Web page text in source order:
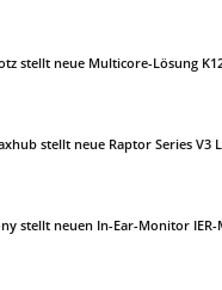
stellt neue Multicore-Lösung
stellt neue Raptor Series V3
stellt neuen In-Ear-Monitor IER-